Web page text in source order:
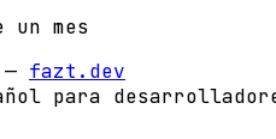
un mes
— fazt.dev
para